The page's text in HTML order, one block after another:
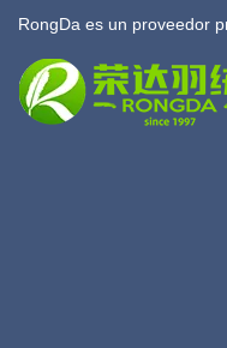
RongDa es un proveedor